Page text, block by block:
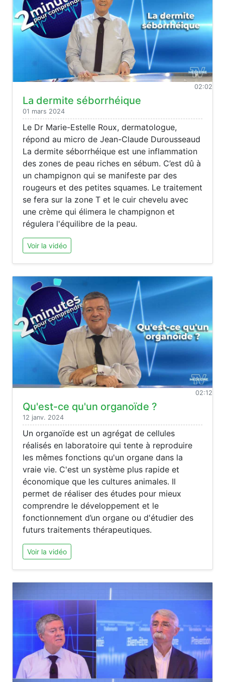
02:02
La dermite séborrhéique
01 mars 2024
Le Dr Marie-Estelle Roux, dermatologue,
répond au micro de Jean-Claude Durousseaud
La dermite séborrhéique est une inflammation
des zones de peau riches en sébum. C’est dû à
un champignon qui se manifeste par des
rougeurs et des petites squames. Le traitement
se fera sur la zone T et le cuir chevelu avec
une crème qui élimera le champignon et
régulera l'équilibre de la peau.
Voir la vidéo
02:12
Qu'est-ce qu'un organoïde ?
12 janv. 2024
Un organoïde est un agrégat de cellules
réalisés en laboratoire qui tente à reproduire
les mêmes fonctions qu'un organe dans la
vraie vie. C'est un système plus rapide et
économique que les cultures animales. Il
permet de réaliser des études pour mieux
comprendre le développement et le
fonctionnement d’un organe ou d'étudier des
futurs traitements thérapeutiques.
Voir la vidéo